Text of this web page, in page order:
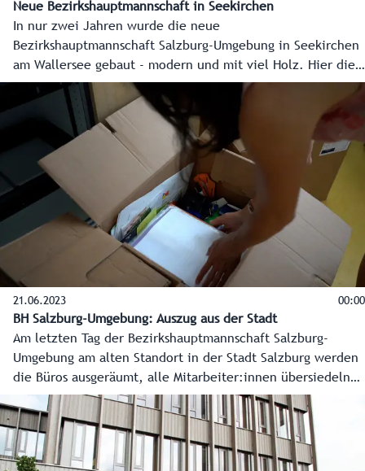
Neue Bezirkshauptmannschaft in Seekirchen
In nur zwei Jahren wurde die neue
Bezirkshauptmannschaft Salzburg-Umgebung in Seekirchen
am Wallersee gebaut - modern und mit viel Holz. Hier die
Eckpunkte, wie ein neues Kapitel der Verwaltung in
Seekirchen geschrieben wurde.
21.06.2023 00:00
BH Salzburg-Umgebung: Auszug aus der Stadt
Am letzten Tag der Bezirkshauptmannschaft Salzburg-
Umgebung am alten Standort in der Stadt Salzburg werden
die Büros ausgeräumt, alle Mitarbeiter:innen übersiedeln
nach Seekirchen am Wallersee. Danach starten sie den
Arbeitstag bereits in den neuen Räumlichkeiten.